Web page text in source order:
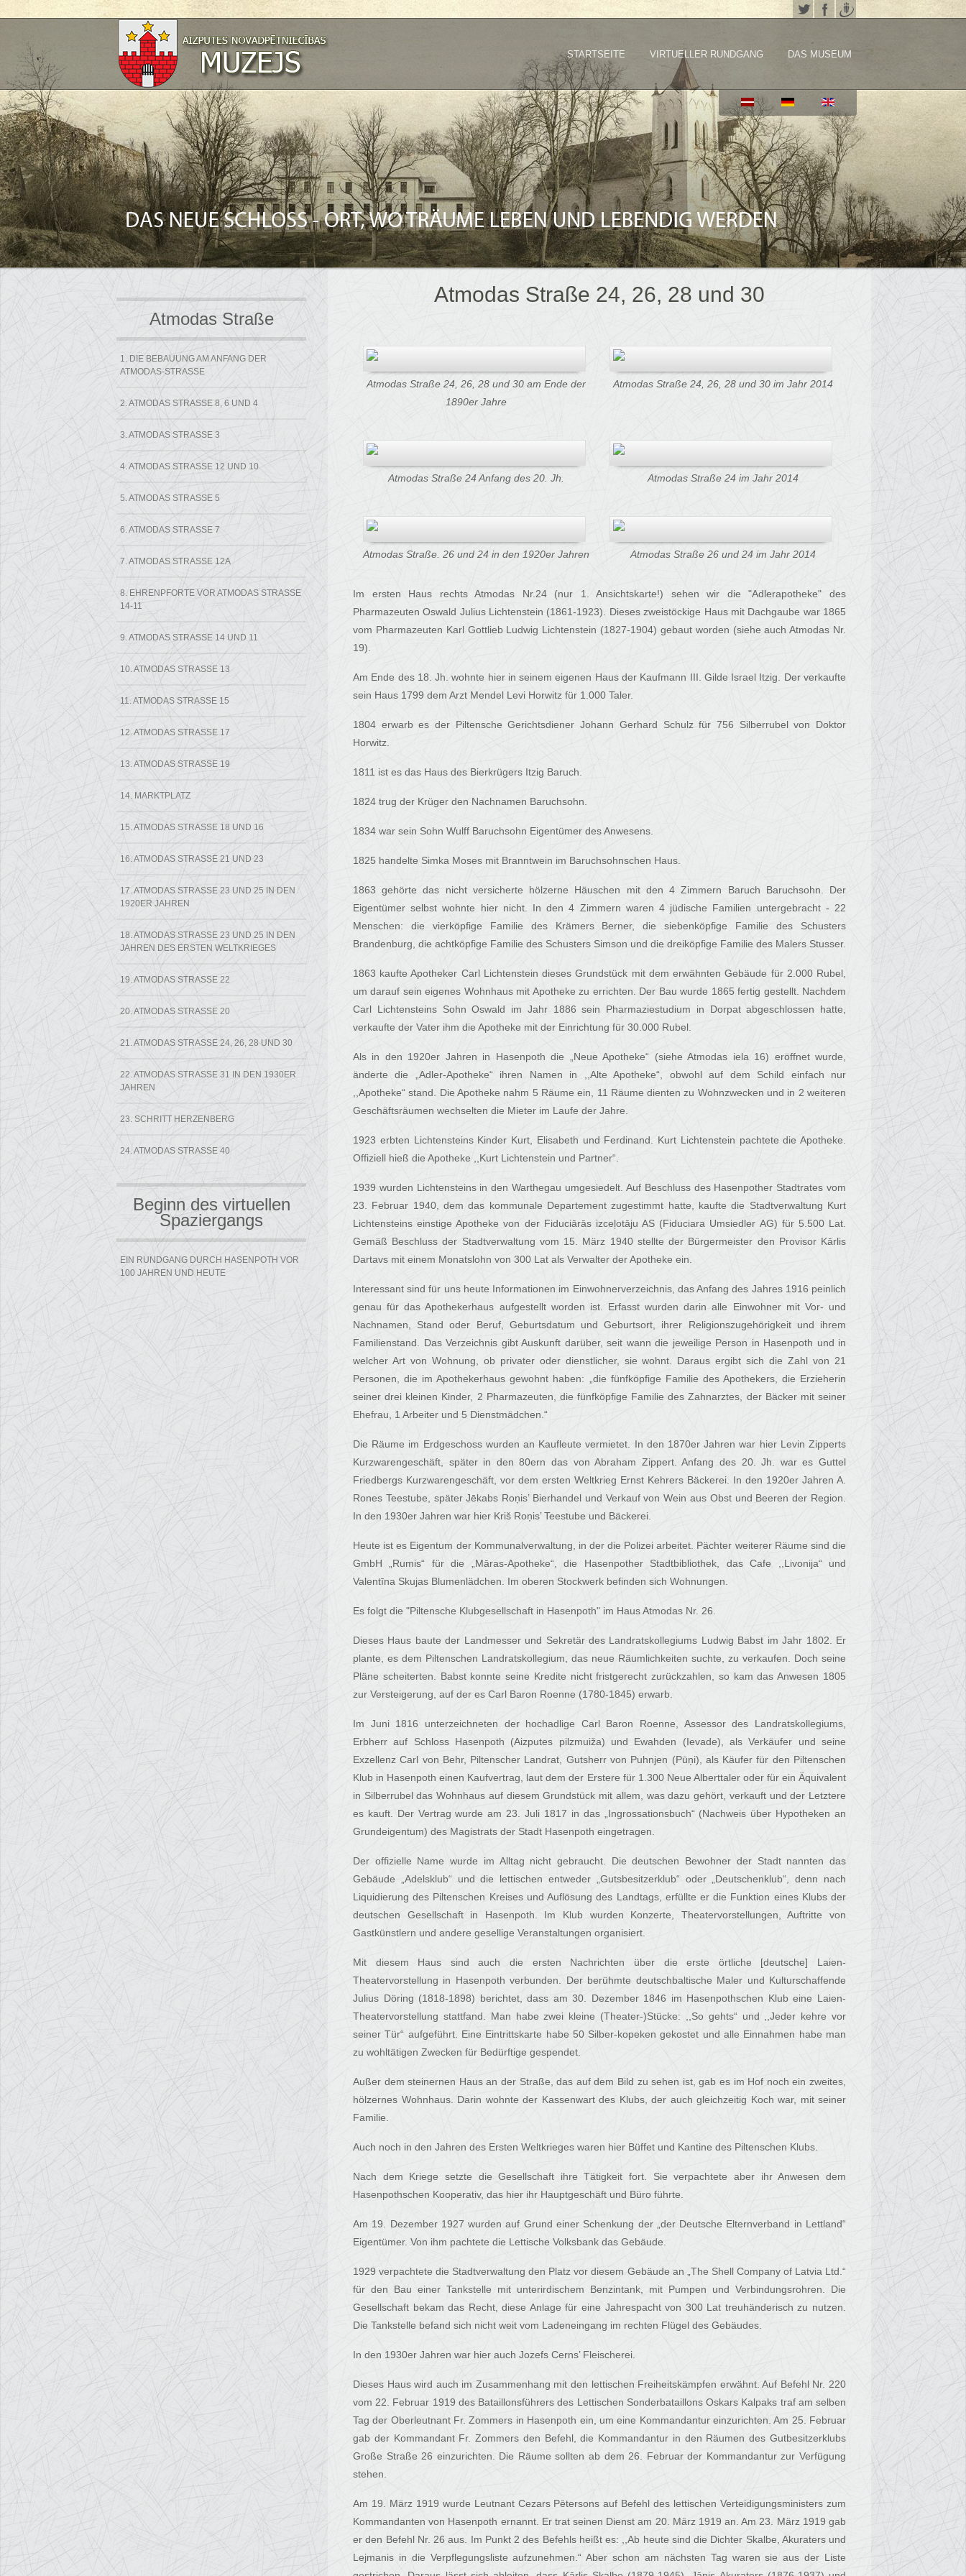
STARTSEITE VIRTUELLER RUNDGANG DAS MUSEUM
Atmodas Straße
1. DIE BEBAUUNG AM ANFANG DER
ATMODAS-STRASSE
2. ATMODAS STRASSE 8, 6 UND 4
3. ATMODAS STRASSE 3
4. ATMODAS STRASSE 12 UND 10
5. ATMODAS STRASSE 5
6. ATMODAS STRASSE 7
7. ATMODAS STRASSE 12A
8. EHRENPFORTE VOR ATMODAS STRASSE 1
4-11
9. ATMODAS STRASSE 14 UND 11
10. ATMODAS STRASSE 13
11. ATMODAS STRASSE 15
12. ATMODAS STRASSE 17
13. ATMODAS STRASSE 19
14. MARKTPLATZ
15. ATMODAS STRASSE 18 UND 16
16. ATMODAS STRASSE 21 UND 23
17. ATMODAS STRASSE 23 UND 25 IN DEN 1
920ER JAHREN
18. ATMODAS STRASSE 23 UND 25 IN DEN J
AHREN DES ERSTEN WELTKRIEGES
19. ATMODAS STRASSE 22
20. ATMODAS STRASSE 20
21. ATMODAS STRASSE 24, 26, 28 UND 30
22. ATMODAS STRASSE 31 IN DEN 1930ER J
AHREN
23. SCHRITT HERZENBERG
24. ATMODAS STRASSE 40
Beginn des virtuellen
Spaziergangs
EIN RUNDGANG DURCH HASENPOTH VOR
100 JAHREN UND HEUTE
Atmodas Straße 24, 26, 28 und 30
Atmodas Straße 24, 26, 28 und 30 am Ende der
1890er Jahre
Atmodas Straße 24, 26, 28 und 30 im Jahr 2014
Atmodas Straße 24 Anfang des 20. Jh. Atmodas Straße 24 im Jahr 2014
Atmodas Straße. 26 und 24 in den 1920er Jahren Atmodas Straße 26 und 24 im Jahr 2014
Im ersten Haus rechts Atmodas Nr.24 (nur 1. Ansichtskarte!) sehen wir die "Adlerapotheke" des
Pharmazeuten Oswald Julius Lichtenstein (1861-1923). Dieses zweistöckige Haus mit Dachgaube war 1865
vom Pharmazeuten Karl Gottlieb Ludwig Lichtenstein (1827-1904) gebaut worden (siehe auch Atmodas Nr.
19).
Am Ende des 18. Jh. wohnte hier in seinem eigenen Haus der Kaufmann III. Gilde Israel Itzig. Der verkaufte
sein Haus 1799 dem Arzt Mendel Levi Horwitz für 1.000 Taler.
1804 erwarb es der Piltensche Gerichtsdiener Johann Gerhard Schulz für 756 Silberrubel von Doktor
Horwitz.
1811 ist es das Haus des Bierkrügers Itzig Baruch.
1824 trug der Krüger den Nachnamen Baruchsohn.
1834 war sein Sohn Wulff Baruchsohn Eigentümer des Anwesens.
1825 handelte Simka Moses mit Branntwein im Baruchsohnschen Haus.
1863 gehörte das nicht versicherte hölzerne Häuschen mit den 4 Zimmern Baruch Baruchsohn. Der
Eigentümer selbst wohnte hier nicht. In den 4 Zimmern waren 4 jüdische Familien untergebracht - 22
Menschen: die vierköpfige Familie des Krämers Berner, die siebenköpfige Familie des Schusters
Brandenburg, die achtköpfige Familie des Schusters Simson und die dreiköpfige Familie des Malers Stusser.
1863 kaufte Apotheker Carl Lichtenstein dieses Grundstück mit dem erwähnten Gebäude für 2.000 Rubel,
um darauf sein eigenes Wohnhaus mit Apotheke zu errichten. Der Bau wurde 1865 fertig gestellt. Nachdem
Carl Lichtensteins Sohn Oswald im Jahr 1886 sein Pharmaziestudium in Dorpat abgeschlossen hatte,
verkaufte der Vater ihm die Apotheke mit der Einrichtung für 30.000 Rubel.
Als in den 1920er Jahren in Hasenpoth die „Neue Apotheke“ (siehe Atmodas iela 16) eröffnet wurde,
änderte die „Adler-Apotheke“ ihren Namen in ,,Alte Apotheke“, obwohl auf dem Schild einfach nur
,,Apotheke“ stand. Die Apotheke nahm 5 Räume ein, 11 Räume dienten zu Wohnzwecken und in 2 weiteren
Geschäftsräumen wechselten die Mieter im Laufe der Jahre.
1923 erbten Lichtensteins Kinder Kurt, Elisabeth und Ferdinand. Kurt Lichtenstein pachtete die Apotheke.
Offiziell hieß die Apotheke ,,Kurt Lichtenstein und Partner“.
1939 wurden Lichtensteins in den Warthegau umgesiedelt. Auf Beschluss des Hasenpother Stadtrates vom
23. Februar 1940, dem das kommunale Departement zugestimmt hatte, kaufte die Stadtverwaltung Kurt
Lichtensteins einstige Apotheke von der Fiduciārās izceļotāju AS (Fiduciara Umsiedler AG) für 5.500 Lat.
Gemäß Beschluss der Stadtverwaltung vom 15. März 1940 stellte der Bürgermeister den Provisor Kārlis
Dartavs mit einem Monatslohn von 300 Lat als Verwalter der Apotheke ein.
Interessant sind für uns heute Informationen im Einwohnerverzeichnis, das Anfang des Jahres 1916 peinlich
genau für das Apothekerhaus aufgestellt worden ist. Erfasst wurden darin alle Einwohner mit Vor- und
Nachnamen, Stand oder Beruf, Geburtsdatum und Geburtsort, ihrer Religionszugehörigkeit und ihrem
Familienstand. Das Verzeichnis gibt Auskunft darüber, seit wann die jeweilige Person in Hasenpoth und in
welcher Art von Wohnung, ob privater oder dienstlicher, sie wohnt. Daraus ergibt sich die Zahl von 21
Personen, die im Apothekerhaus gewohnt haben: „die fünfköpfige Familie des Apothekers, die Erzieherin
seiner drei kleinen Kinder, 2 Pharmazeuten, die fünfköpfige Familie des Zahnarztes, der Bäcker mit seiner
Ehefrau, 1 Arbeiter und 5 Dienstmädchen.“
Die Räume im Erdgeschoss wurden an Kaufleute vermietet. In den 1870er Jahren war hier Levin Zipperts
Kurzwarengeschäft, später in den 80ern das von Abraham Zippert. Anfang des 20. Jh. war es Guttel
Friedbergs Kurzwarengeschäft, vor dem ersten Weltkrieg Ernst Kehrers Bäckerei. In den 1920er Jahren A.
Rones Teestube, später Jēkabs Roņis’ Bierhandel und Verkauf von Wein aus Obst und Beeren der Region.
In den 1930er Jahren war hier Kriš Roņis’ Teestube und Bäckerei.
Heute ist es Eigentum der Kommunalverwaltung, in der die Polizei arbeitet. Pächter weiterer Räume sind die
GmbH „Rumis“ für die „Māras-Apotheke“, die Hasenpother Stadtbibliothek, das Cafe ,,Livonija“ und
Valentīna Skujas Blumenlädchen. Im oberen Stockwerk befinden sich Wohnungen.
Es folgt die "Piltensche Klubgesellschaft in Hasenpoth" im Haus Atmodas Nr. 26.
Dieses Haus baute der Landmesser und Sekretär des Landratskollegiums Ludwig Babst im Jahr 1802. Er
plante, es dem Piltenschen Landratskollegium, das neue Räumlichkeiten suchte, zu verkaufen. Doch seine
Pläne scheiterten. Babst konnte seine Kredite nicht fristgerecht zurückzahlen, so kam das Anwesen 1805
zur Versteigerung, auf der es Carl Baron Roenne (1780-1845) erwarb.
Im Juni 1816 unterzeichneten der hochadlige Carl Baron Roenne, Assessor des Landratskollegiums,
Erbherr auf Schloss Hasenpoth (Aizputes pilzmuiža) und Ewahden (Ievade), als Verkäufer und seine
Exzellenz Carl von Behr, Piltenscher Landrat, Gutsherr von Puhnjen (Pūņi), als Käufer für den Piltenschen
Klub in Hasenpoth einen Kaufvertrag, laut dem der Erstere für 1.300 Neue Alberttaler oder für ein Äquivalent
in Silberrubel das Wohnhaus auf diesem Grundstück mit allem, was dazu gehört, verkauft und der Letztere
es kauft. Der Vertrag wurde am 23. Juli 1817 in das „Ingrossationsbuch“ (Nachweis über Hypotheken an
Grundeigentum) des Magistrats der Stadt Hasenpoth eingetragen.
Der offizielle Name wurde im Alltag nicht gebraucht. Die deutschen Bewohner der Stadt nannten das
Gebäude „Adelsklub“ und die lettischen entweder „Gutsbesitzerklub“ oder „Deutschenklub“, denn nach
Liquidierung des Piltenschen Kreises und Auflösung des Landtags, erfüllte er die Funktion eines Klubs der
deutschen Gesellschaft in Hasenpoth. Im Klub wurden Konzerte, Theatervorstellungen, Auftritte von
Gastkünstlern und andere gesellige Veranstaltungen organisiert.
Mit diesem Haus sind auch die ersten Nachrichten über die erste örtliche [deutsche] Laien-
Theatervorstellung in Hasenpoth verbunden. Der berühmte deutschbaltische Maler und Kulturschaffende
Julius Döring (1818-1898) berichtet, dass am 30. Dezember 1846 im Hasenpothschen Klub eine Laien-
Theatervorstellung stattfand. Man habe zwei kleine (Theater-)Stücke: ,,So gehts“ und ,,Jeder kehre vor
seiner Tür“ aufgeführt. Eine Eintrittskarte habe 50 Silber-kopeken gekostet und alle Einnahmen habe man
zu wohltätigen Zwecken für Bedürftige gespendet.
Außer dem steinernen Haus an der Straße, das auf dem Bild zu sehen ist, gab es im Hof noch ein zweites,
hölzernes Wohnhaus. Darin wohnte der Kassenwart des Klubs, der auch gleichzeitig Koch war, mit seiner
Familie.
Auch noch in den Jahren des Ersten Weltkrieges waren hier Büffet und Kantine des Piltenschen Klubs.
Nach dem Kriege setzte die Gesellschaft ihre Tätigkeit fort. Sie verpachtete aber ihr Anwesen dem
Hasenpothschen Kooperativ, das hier ihr Hauptgeschäft und Büro führte.
Am 19. Dezember 1927 wurden auf Grund einer Schenkung der „der Deutsche Elternverband in Lettland“
Eigentümer. Von ihm pachtete die Lettische Volksbank das Gebäude.
1929 verpachtete die Stadtverwaltung den Platz vor diesem Gebäude an „The Shell Company of Latvia Ltd.“
für den Bau einer Tankstelle mit unterirdischem Benzintank, mit Pumpen und Verbindungsrohren. Die
Gesellschaft bekam das Recht, diese Anlage für eine Jahrespacht von 300 Lat treuhänderisch zu nutzen.
Die Tankstelle befand sich nicht weit vom Ladeneingang im rechten Flügel des Gebäudes.
In den 1930er Jahren war hier auch Jozefs Cerns’ Fleischerei.
Dieses Haus wird auch im Zusammenhang mit den lettischen Freiheitskämpfen erwähnt. Auf Befehl Nr. 220
vom 22. Februar 1919 des Bataillonsführers des Lettischen Sonderbataillons Oskars Kalpaks traf am selben
Tag der Oberleutnant Fr. Zommers in Hasenpoth ein, um eine Kommandantur einzurichten. Am 25. Februar
gab der Kommandant Fr. Zommers den Befehl, die Kommandantur in den Räumen des Gutbesitzerklubs
Große Straße 26 einzurichten. Die Räume sollten ab dem 26. Februar der Kommandantur zur Verfügung
stehen.
Am 19. März 1919 wurde Leutnant Cezars Pētersons auf Befehl des lettischen Verteidigungsministers zum
Kommandanten von Hasenpoth ernannt. Er trat seinen Dienst am 20. März 1919 an. Am 23. März 1919 gab
er den Befehl Nr. 26 aus. Im Punkt 2 des Befehls heißt es: ,,Ab heute sind die Dichter Skalbe, Akuraters und
Lejmanis in die Verpflegungsliste aufzunehmen.“ Aber schon am nächsten Tag waren sie aus der Liste